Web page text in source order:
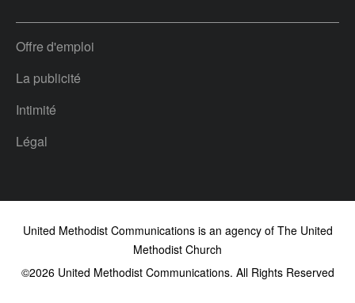
Offre d'emploi
La publicité
Intimité
Légal
United Methodist Communications is an agency of The United
Methodist Church
©2026United Methodist Communications. All Rights Reserved